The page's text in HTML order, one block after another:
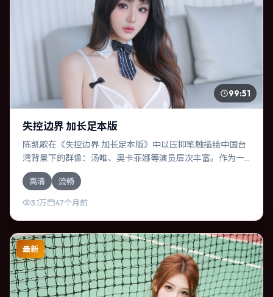
99:51
失控边界 加长足本版
陈凯歌在《失控边界 加长足本版》中以压抑笔触描绘中国台
湾背景下的群像：汤唯、奥卡菲娜等演员层次丰富。作为一
部动作作品，故事从日常裂缝切入，逐步推向不可逆转的结
局；视听语言统一，情感落点克制有力。
高清 流畅
3.1万 47个月前
最新